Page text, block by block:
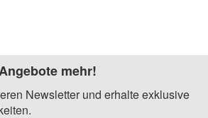
mehr!
Newsletter und erhalte exklusive